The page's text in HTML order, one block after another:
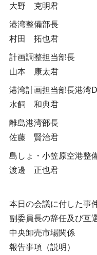
大野 克明君
港湾整備部長
村田 拓也君
計画調整担当部長
山本 康太君
港湾計画担当部長港湾
水飼 和典君
離島港湾部長
佐藤 賢治君
島しょ・小笠原空港整
渡邊 正也君
本日の会議に付した事
副委員長の辞任及び互
中央卸売市場関係
報告事項（説明）